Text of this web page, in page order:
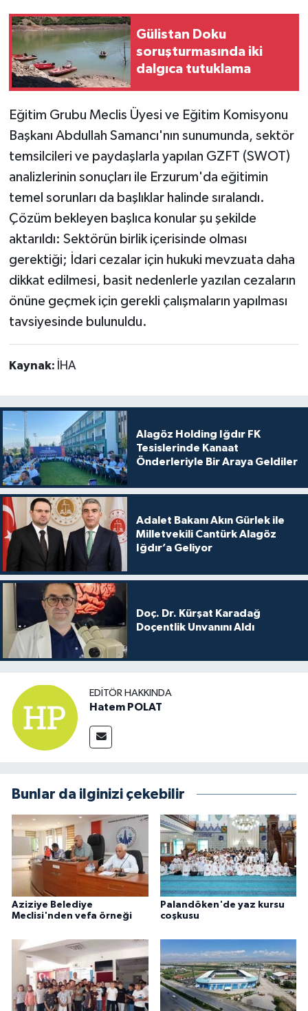
Gülistan Doku
soruşturmasında iki
dalgıca tutuklama
Eğitim Grubu Meclis Üyesi ve Eğitim Komisyonu
Başkanı Abdullah Samancı'nın sunumunda, sektör
temsilcileri ve paydaşlarla yapılan GZFT (SWOT)
analizlerinin sonuçları ile Erzurum'da eğitimin
temel sorunları da başlıklar halinde sıralandı.
Çözüm bekleyen başlıca konular şu şekilde
aktarıldı: Sektörün birlik içerisinde olması
gerektiği; İdari cezalar için hukuki mevzuata daha
dikkat edilmesi, basit nedenlerle yazılan cezaların
önüne geçmek için gerekli çalışmaların yapılması
tavsiyesinde bulunuldu.
Kaynak: İHA
Alagöz Holding Iğdır FK
Tesislerinde Kanaat
Önderleriyle Bir Araya Geldiler
Adalet Bakanı Akın Gürlek ile
Milletvekili Cantürk Alagöz
Iğdır’a Geliyor
Doç. Dr. Kürşat Karadağ
Doçentlik Unvanını Aldı
EDITÖR HAKKINDA
Hatem POLAT
Bunlar da ilginizi çekebilir
Aziziye Belediye
Meclisi'nden vefa örneği
Palandöken'de yaz kursu
coşkusu